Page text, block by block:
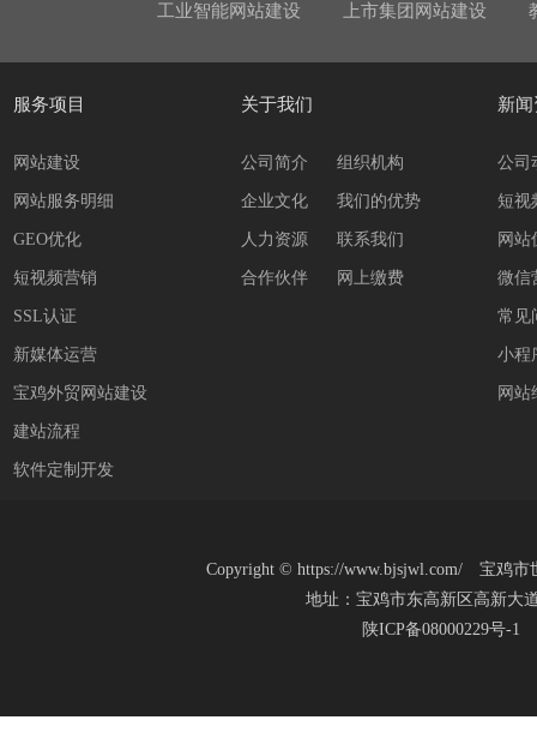
工业智能网站建设 上市集团网站建设
服务项目
网站建设
网站服务明细
GEO优化
短视频营销
SSL认证
新媒体运营
宝鸡外贸网站建设
建站流程
软件定制开发
关于我们
公司简介 组织机构
企业文化 我们的优势
人力资源 联系我们
合作伙伴 网上缴费
新
公司
短视
网站
微信
常见
小程
网站
Copyright © https://www.bjsjwl.com/ 宝鸡
地址：宝鸡市东高新区高新大
陕ICP备08000229号-1